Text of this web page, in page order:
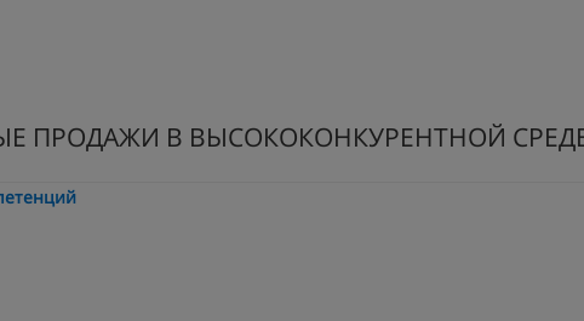
ПРОДАЖИ В ВЫСОКОКОНКУРЕНТНОЙ